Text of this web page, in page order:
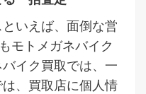
いえば、面倒な営
モトメガネバイク
イク買取では、一
、買取店に個人情